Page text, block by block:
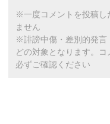
※一度コメントを投稿し
ません
※誹謗中傷・差別的発言
どの対象となります。
必ずご確認ください